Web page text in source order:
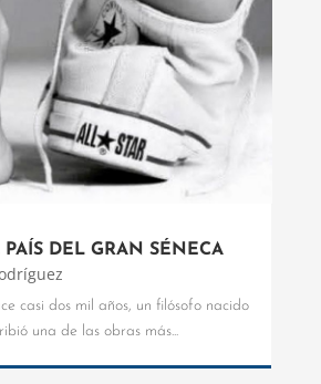
PAÍS DEL GRAN SÉNECA
casi dos mil años, un filósofo nacido
una de las obras más...